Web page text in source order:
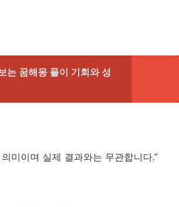
는 꿈해몽 풀이 기회와 성
미이며 실제 결과와는 무관합니다.”